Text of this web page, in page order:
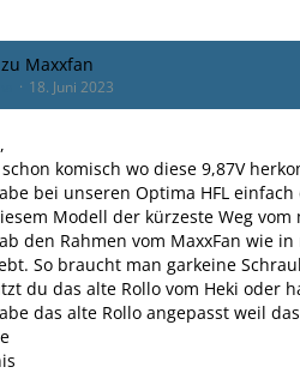
Maxxfan
18. Juni 2023
komisch wo diese 9,87V
bei unseren Optima HFL
Modell der kürzeste Weg vom
den Rahmen vom MaxxFan wie
So braucht man garkeine
du das alte Rollo vom Heki oder
das alte Rollo angepasst weil